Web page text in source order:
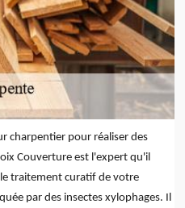
charpentier pour réaliser des
Couverture est l'expert qu'il
traitement curatif de votre
par des insectes xylophages. Il